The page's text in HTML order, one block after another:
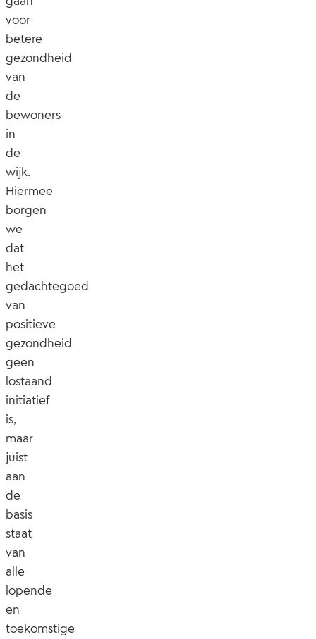
voor
betere
gezondheid
van
de
bewoners
in
de
wijk.
Hiermee
borgen
we
dat
het
gedachtegoed
van
positieve
gezondheid
geen
lostaand
initiatief
is,
maar
juist
aan
de
basis
staat
van
alle
lopende
en
toekomstige